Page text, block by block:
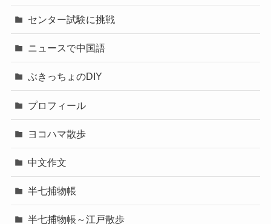
センター試験に挑戦
ニュースで中国語
ぶきっちょのDIY
プロフィール
ヨコハマ散歩
中文作文
半七捕物帳
半七捕物帳～江戸散歩